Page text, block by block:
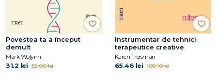
Povestea ta a început
demult
Mark Wolynn
31.2 lei 52.00 lei
Instrumentar de tehnici
terapeutice creative
Karen Treisman
65.46 lei 109.10 lei